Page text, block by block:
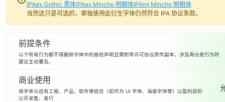
IPAex Gothic 黑体IPAex Mincho 明朝体IPAmj Mincho 明朝体
当然这只是可选的，单独使用此衍生字体仍然符合 IPA 协议条款。
前提条件
以下所有行为都不得删除字体中的版权声明且需附带许可协议原件副本，涉及再分发行为时
建议主动署名。
商业使用
将字体与自有工程、产品、软件等结合（如作为 UI 字体、海报字体等）以盈利目的
公开发售、发行